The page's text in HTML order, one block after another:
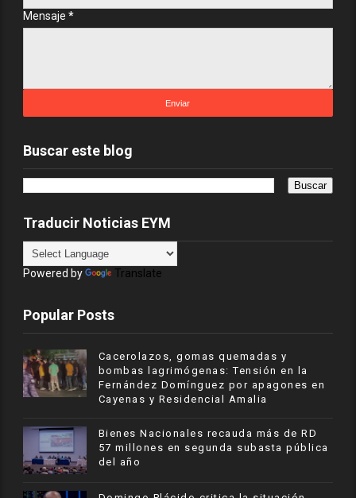
Mensaje *
Buscar este blog
Traducir Noticias EYM
Powered by Translate
Popular Posts
Cacerolazos, gomas quemadas y
bombas lagrimógenas: Tensión en la
Fernández Domínguez por apagones en
Cayenas y Residencial Amalia
Bienes Nacionales recauda más de RD
57 millones en segunda subasta pública
del año